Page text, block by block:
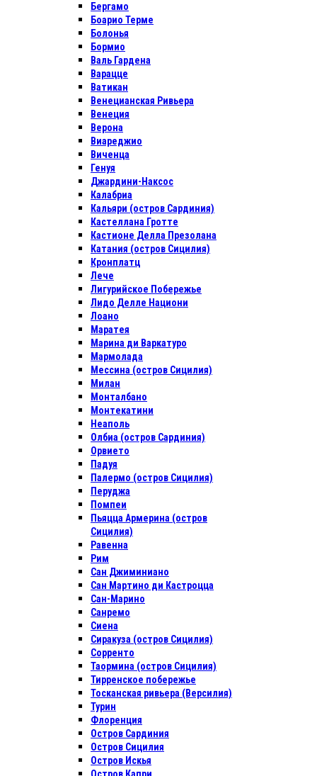
Бергамо
Боарио Терме
Болонья
Бормио
Валь Гардена
Варацце
Ватикан
Венецианская Ривьера
Венеция
Верона
Виареджио
Виченца
Генуя
Джардини-Наксос
Калабриа
Кальяри (остров Сардиния)
Кастеллана Гротте
Кастионе Делла Презолана
Катания (остров Сицилия)
Кронплатц
Лече
Лигурийское Побережье
Лидо Делле Национи
Лоано
Маратея
Марина ди Варкатуро
Мармолада
Мессина (остров Сицилия)
Милан
Монталбано
Монтекатини
Неаполь
Олбиа (остров Сардиния)
Орвието
Падуя
Палермо (остров Сицилия)
Перуджа
Помпеи
Пьяцца Армерина (остров
Сицилия)
Равенна
Рим
Сан Джиминиано
Сан Мартино ди Кастроцца
Сан-Марино
Санремо
Сиена
Сиракуза (остров Сицилия)
Сорренто
Таормина (остров Сицилия)
Тирренское побережье
Тосканская ривьера (Версилия)
Турин
Флоренция
Остров Сардиния
Остров Сицилия
Остров Искья